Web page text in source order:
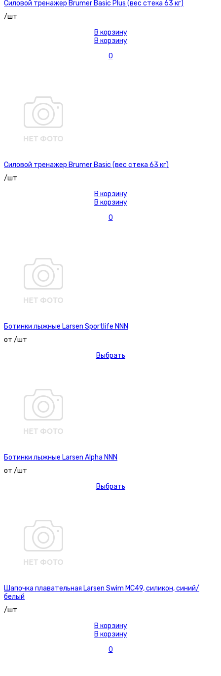
Силовой тренажер Brumer Basic Plus (вес стека 63 кг)
/шт
В корзину
В корзину
0
Силовой тренажер Brumer Basic (вес стека 63 кг)
/шт
В корзину
В корзину
0
Ботинки лыжные Larsen Sportlife NNN
от /шт
Выбрать
Ботинки лыжные Larsen Alpha NNN
от /шт
Выбрать
Шапочка плавательная Larsen Swim MC49, силикон, синий/
белый
/шт
В корзину
В корзину
0